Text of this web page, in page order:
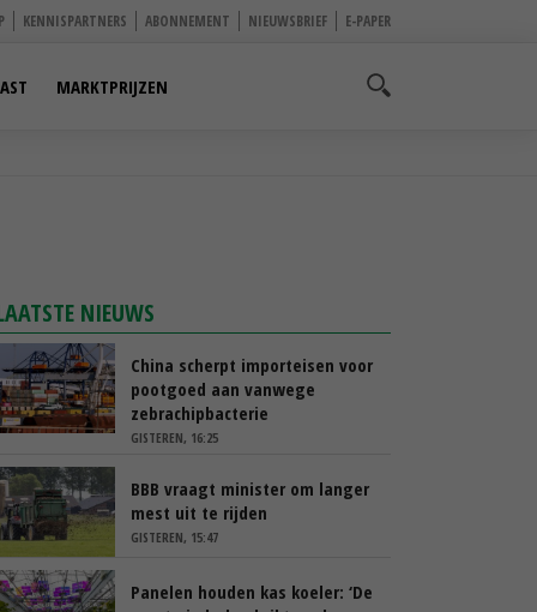
KENNISPARTNERS ABONNEMENT NIEUWSBRIEF E-PAPER
MARKTPRIJZEN
NIEUWS
China scherpt importeisen voor
pootgoed aan vanwege
zebrachipbacterie
GISTEREN, 16:25
BBB vraagt minister om langer
mest uit te rijden
GISTEREN, 15:47
Panelen houden kas koeler: ‘De